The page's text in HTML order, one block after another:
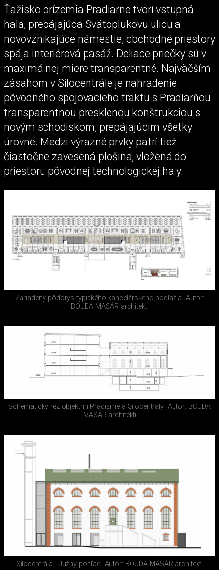
Ťažisko prízemia Pradiarne tvorí vstupná
hala, prepájajúca Svätoplukovu ulicu a
novovznikajúce námestie, obchodné priestory
spája interiérová pasáž. Deliace priečky sú v
maximálnej miere transparentné. Najväčším
zásahom v Silocentrále je nahradenie
pôvodného spojovacieho traktu s Pradiarňou
transparentnou presklenou konštrukciou s
novým schodiskom, prepájajúcim všetky
úrovne. Medzi výrazné prvky patrí tiež
čiastočne zavesená plošina, vložená do
priestoru pôvodnej technologickej haly.
Zariadený pôdorys typického kancelárskeho podlažia Autor:
BOUDA MASÁR architekti
Schematický rez objektmi Pradiarne a Silocentrály Autor: BOUDA
MASÁR architekti
Silocentrála - Južný pohľad Autor: BOUDA MASÁR architekti